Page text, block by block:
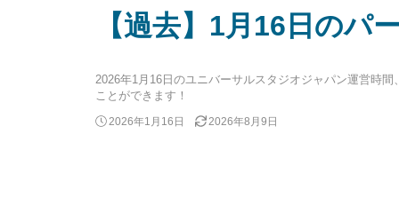
【過去】1月16日のパ
2026年1月16日のユニバーサルスタジオジャパン運営時
ことができます！
2026年1月16日 2026年8月9日